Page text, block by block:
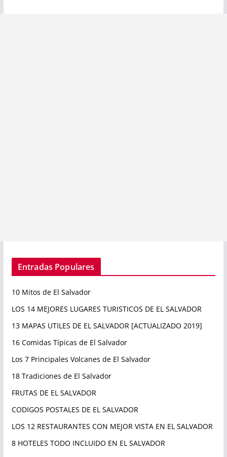
Entradas Populares
10 Mitos de El Salvador
LOS 14 MEJORES LUGARES TURISTICOS DE EL SALVADOR
13 MAPAS UTILES DE EL SALVADOR [ACTUALIZADO 2019]
16 Comidas Típicas de El Salvador
Los 7 Principales Volcanes de El Salvador
18 Tradiciones de El Salvador
FRUTAS DE EL SALVADOR
CODIGOS POSTALES DE EL SALVADOR
LOS 12 RESTAURANTES CON MEJOR VISTA EN EL SALVADOR
8 HOTELES TODO INCLUIDO EN EL SALVADOR